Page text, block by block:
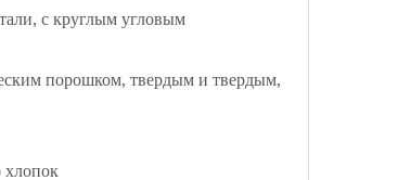
с круглым угловым
порошком, твердым и твердым,
хлопок